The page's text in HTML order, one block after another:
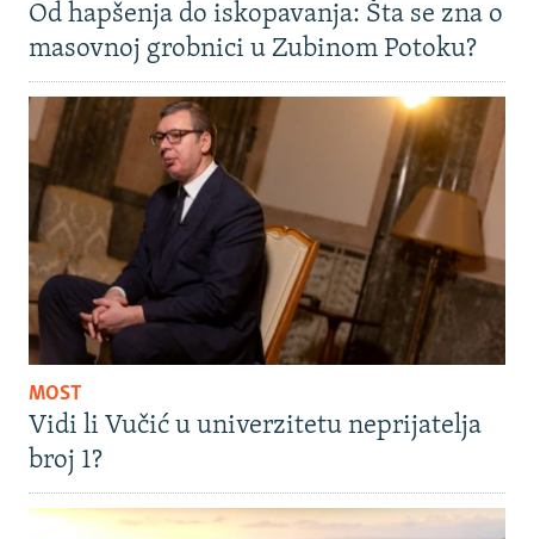
Od hapšenja do iskopavanja: Šta se zna o
masovnoj grobnici u Zubinom Potoku?
MOST
Vidi li Vučić u univerzitetu neprijatelja
broj 1?